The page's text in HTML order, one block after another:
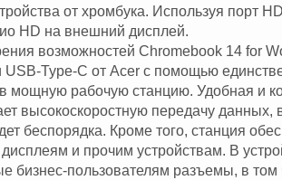
от хромбука. Используя порт
HD на внешний дисплей.
возможностей Chromebook 14 for
USB-Type-C от Acer с помощью
мощную рабочую станцию. Удобная и
высокоскоростную передачу данных,
беспорядка. Кроме того, станция
и прочим устройствам. В
бизнес-пользователям разъемы, в